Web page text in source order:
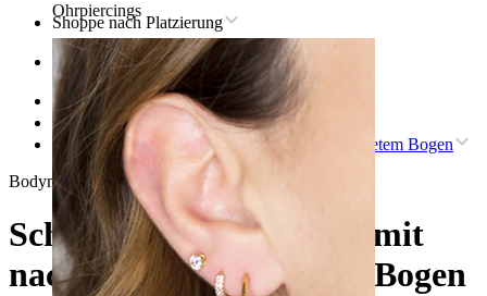
Ohrpiercings
Shoppe nach Platzierung
Ohr
Helix
Titan-Helix-Piercingschmuck
Scharnierring aus Titan mit nach außen gerichtetem Bogen
Bodymod Trend
Scharnierring aus Titan mit
nach außen gerichtetem Bogen